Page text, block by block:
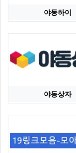
야동하이
야동상자